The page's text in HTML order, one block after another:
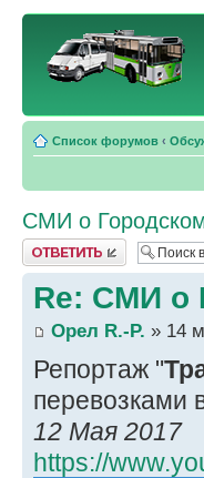
Список форумов ‹
СМИ о
Ответить
Re: СМИ о
Орел R.-P. » 14
Репортаж "
перевозками
12 Мая 2017
https://